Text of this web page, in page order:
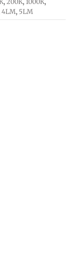
,200K,1000K,
4LM, 5LM